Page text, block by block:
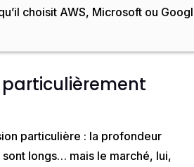
choisit AWS, Microsoft ou
particulière : la profondeur
longs… mais le marché, lui,